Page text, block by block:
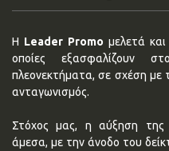
Η Leader Promo μελετά
οποίες εξασφαλίζουν
πλεονεκτήματα, σε σχέση με
ανταγωνισμός.
Στόχος μας, η αύξηση της
άμεσα, με την άνοδο του